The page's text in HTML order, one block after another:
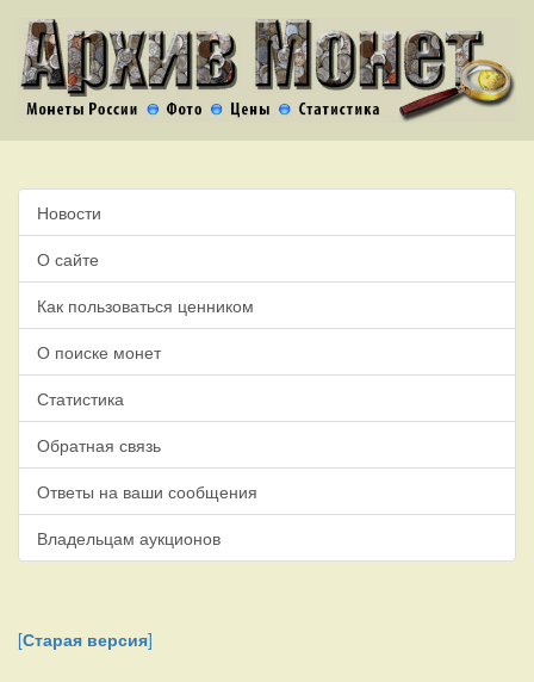
Новости
О сайте
Как пользоваться ценником
О поиске монет
Статистика
Обратная связь
Ответы на ваши сообщения
Владельцам аукционов
[Старая версия]